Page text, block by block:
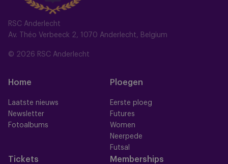
RSC Anderlecht
Av. Théo Verbeeck 2, 1070 Anderlecht, Belgium
© 2026 RSC Anderlecht
Home
Laatste nieuws
Newsletter
Fotoalbums
Ploegen
Eerste ploeg
Futures
Women
Neerpede
Futsal
Tickets Memberships